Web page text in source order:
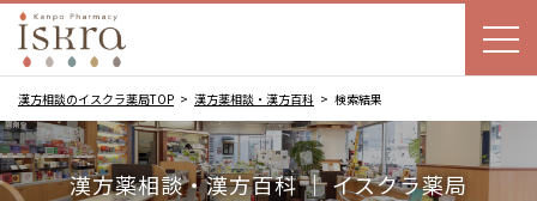
漢方相談のイスクラ薬局TOP 漢方薬相談・漢方百科 検索結果
漢方薬相談・漢方百科 ｜ イスクラ薬局